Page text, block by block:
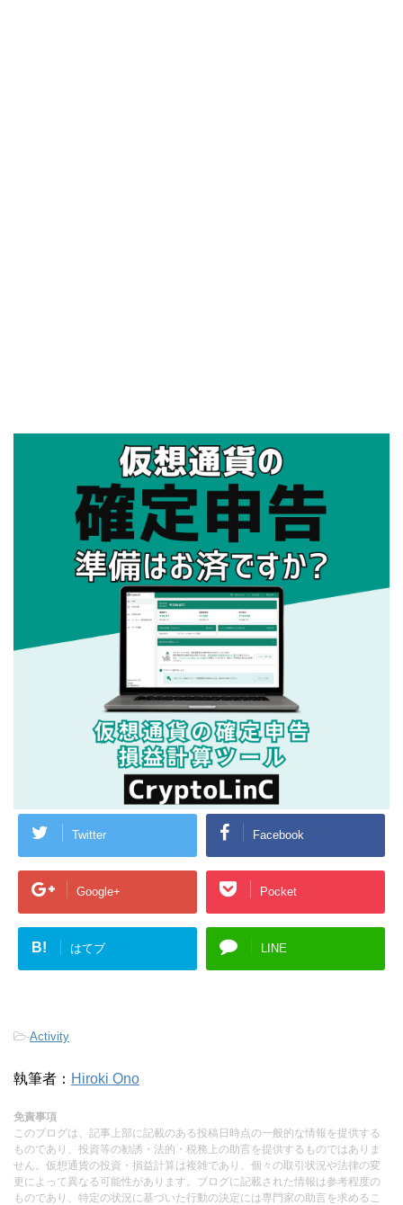
Twitter Facebook
Google+ Pocket
B! はてブ LINE
-Activity
執筆者： Hiroki Ono
免責事項
このブログは、記事上部に記載のある投稿日時点の一般的な情報を提供する
ものであり、投資等の勧誘・法的・税務上の助言を提供するものではありま
せん。仮想通貨の投資・損益計算は複雑であり、個々の取引状況や法律の変
更によって異なる可能性があります。ブログに記載された情報は参考程度の
ものであり、特定の状況に基づいた行動の決定には専門家の助言を求めるこ